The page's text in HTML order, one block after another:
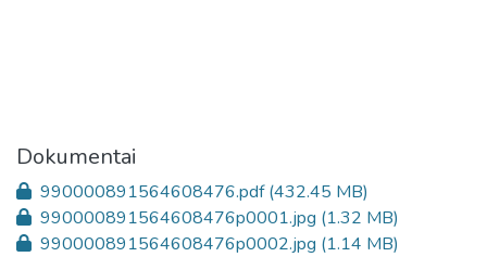
Dokumentai
990000891564608476.pdf(432.45 MB)
990000891564608476p0001.jpg (1.32 MB)
990000891564608476p0002.jpg (1.14 MB)